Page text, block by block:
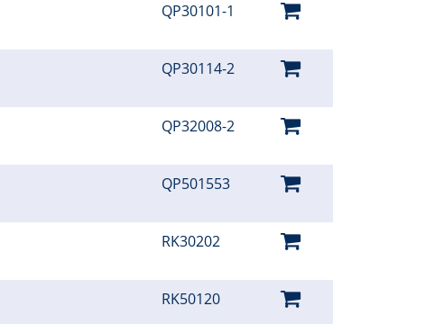
QP30101-1
QP30114-2
QP32008-2
QP501553
RK30202
RK50120